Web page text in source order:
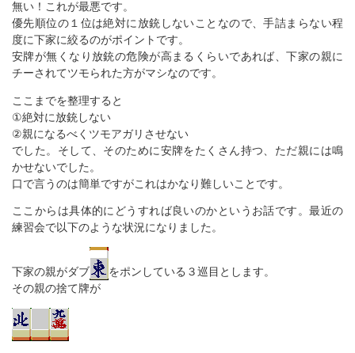
無い！これが最悪です。
優先順位の１位は絶対に放銃しないことなので、手詰まらない程
度に下家に絞るのがポイントです。
安牌が無くなり放銃の危険が高まるくらいであれば、下家の親に
チーされてツモられた方がマシなのです。
ここまでを整理すると
①絶対に放銃しない
②親になるべくツモアガリさせない
でした。そして、そのために安牌をたくさん持つ、ただ親には鳴
かせないでした。
口で言うのは簡単ですがこれはかなり難しいことです。
ここからは具体的にどうすれば良いのかというお話です。最近の
練習会で以下のような状況になりました。
下家の親がダブ
をポンしている３巡目とします。
その親の捨て牌が